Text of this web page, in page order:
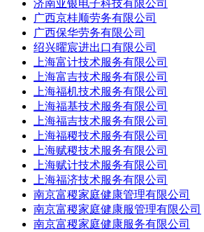
济南亚银电子科技有限公司
广西京桂顺劳务有限公司
广西保华劳务有限公司
绍兴曜宸进出口有限公司
上海富计技术服务有限公司
上海富吉技术服务有限公司
上海福机技术服务有限公司
上海福基技术服务有限公司
上海福吉技术服务有限公司
上海福稷技术服务有限公司
上海赋稷技术服务有限公司
上海赋计技术服务有限公司
上海福济技术服务有限公司
南京富稷家庭健康管理有限公司
南京富稷家庭健康服管理有限公司
南京富稷家庭健康服务有限公司